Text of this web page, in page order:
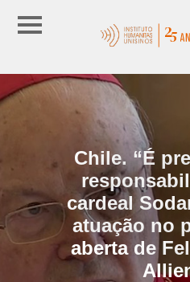
Chile. “É
cardeal
atuação no
aberta de